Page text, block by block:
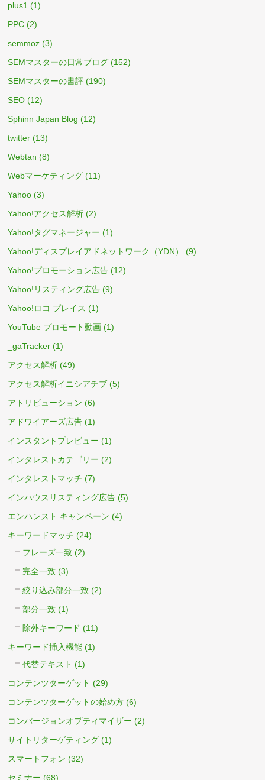
plus1 (1)
PPC (2)
semmoz (3)
SEMマスターの日常ブログ (152)
SEMマスターの書評 (190)
SEO (12)
Sphinn Japan Blog (12)
twitter (13)
Webtan (8)
Webマーケティング (11)
Yahoo (3)
Yahoo!アクセス解析 (2)
Yahoo!タグマネージャー (1)
Yahoo!ディスプレイアドネットワーク（YDN）
(9)
Yahoo!プロモーション広告 (12)
Yahoo!リスティング広告 (9)
Yahoo!ロコ プレイス (1)
YouTube プロモート動画 (1)
_gaTracker (1)
アクセス解析 (49)
アクセス解析イニシアチブ (5)
アトリビューション (6)
アドワイアーズ広告 (1)
インスタントプレビュー (1)
インタレストカテゴリー (2)
インタレストマッチ (7)
インハウスリスティング広告 (5)
エンハンスト キャンペーン (4)
キーワードマッチ (24)
フレーズ一致 (2)
完全一致 (3)
絞り込み部分一致 (2)
部分一致 (1)
除外キーワード (11)
キーワード挿入機能 (1)
代替テキスト (1)
コンテンツターゲット (29)
コンテンツターゲットの始め方 (6)
コンバージョンオプティマイザー (2)
サイトリターゲティング (1)
スマートフォン (32)
セミナー (68)